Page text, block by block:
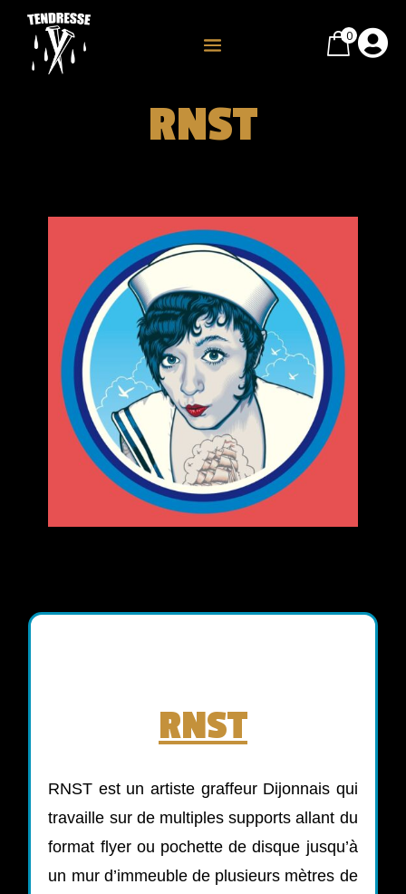
0 
RNST
RNST
RNST est un artiste graffeur Dijonnais qui
travaille sur de multiples supports allant du
format flyer ou pochette de disque jusqu’à
un mur d’immeuble de plusieurs mètres de